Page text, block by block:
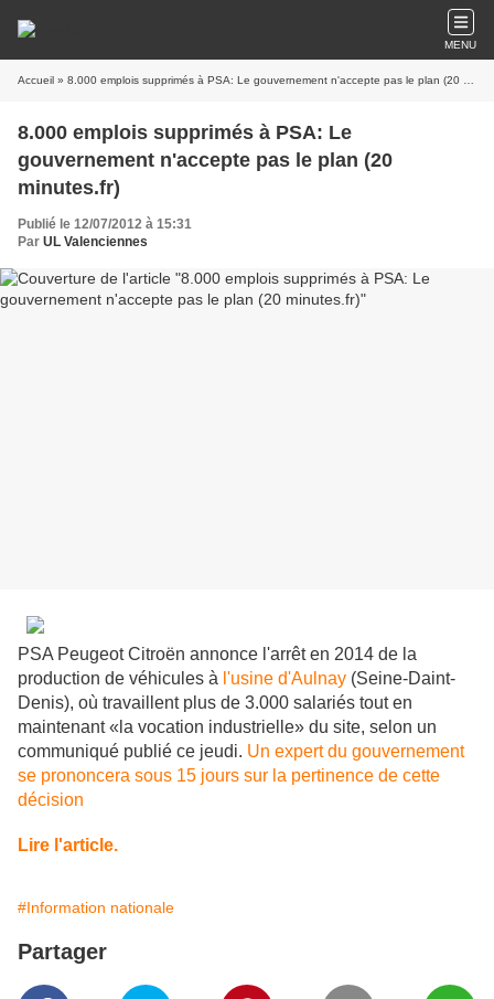
MENU
Accueil » 8.000 emplois supprimés à PSA: Le gouvernement n'accepte pas le plan (20 minutes.fr)
8.000 emplois supprimés à PSA: Le
gouvernement n'accepte pas le plan (20
minutes.fr)
Publié le 12/07/2012 à 15:31
Par UL Valenciennes
PSA Peugeot Citroën annonce l'arrêt en 2014 de la
production de véhicules à l'usine d'Aulnay (Seine-Daint-
Denis), où travaillent plus de 3.000 salariés tout en
maintenant «la vocation industrielle» du site, selon un
communiqué publié ce jeudi. Un expert du gouvernement
se prononcera sous 15 jours sur la pertinence de cette
décision
Lire l'article.
#Information nationale
Partager